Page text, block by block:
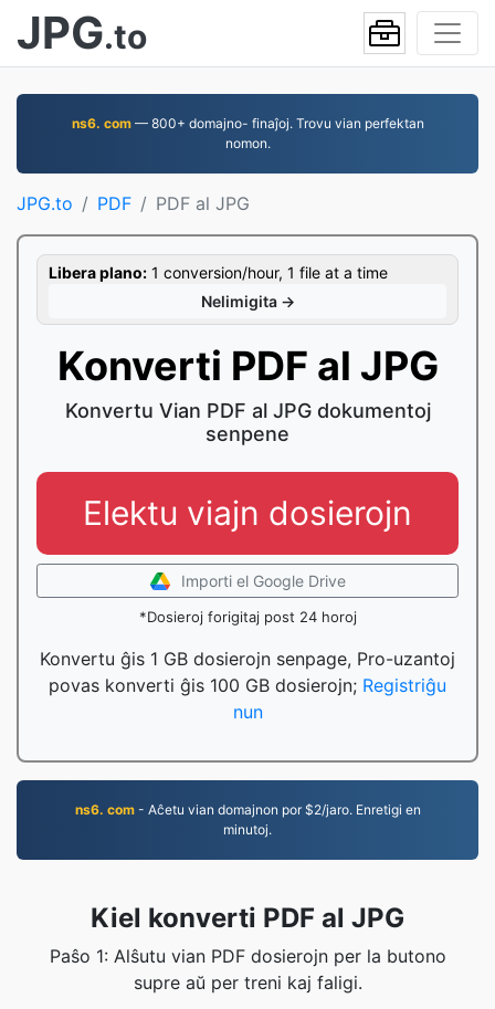
JPG.to
ns6. com— 800+ domajno- finaĵoj. Trovu vian perfektan
nomon.
JPG.to PDF PDF al JPG
Libera plano: 1 conversion/hour, 1 file at a time
Nelimigita →
Konverti PDF al JPG
Konvertu Vian PDF al JPG dokumentoj
senpene
Elektu viajn dosierojn
Importi el Google Drive
*Dosieroj forigitaj post 24 horoj
Konvertu ĝis 1 GB dosierojn senpage, Pro-uzantoj
povas konverti ĝis 100 GB dosierojn; Registriĝu
nun
ns6. com- Aĉetu vian domajnon por $2/jaro. Enretigi en
minutoj.
Kiel konverti PDF al JPG
Paŝo 1: Alŝutu vian PDF dosierojn per la butono
supre aŭ per treni kaj faligi.